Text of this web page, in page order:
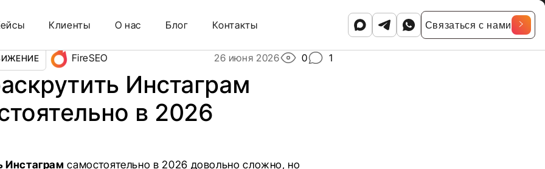
Клиенты О нас Блог Контакты Связаться с нами
FireSEO 26 июня 2026 0 1
Инстаграм
в 2026
Инстаграм самостоятельно в 2026 довольно сложно, но